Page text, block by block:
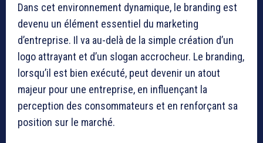
Dans cet environnement dynamique, le branding est
devenu un élément essentiel du marketing
d’entreprise. Il va au-delà de la simple création d’un
logo attrayant et d’un slogan accrocheur. Le branding,
lorsqu’il est bien exécuté, peut devenir un atout
majeur pour une entreprise, en influençant la
perception des consommateurs et en renforçant sa
position sur le marché.